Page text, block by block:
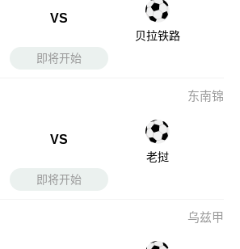
VS
贝拉铁路
即将开始
东南锦
VS
老挝
即将开始
乌兹甲